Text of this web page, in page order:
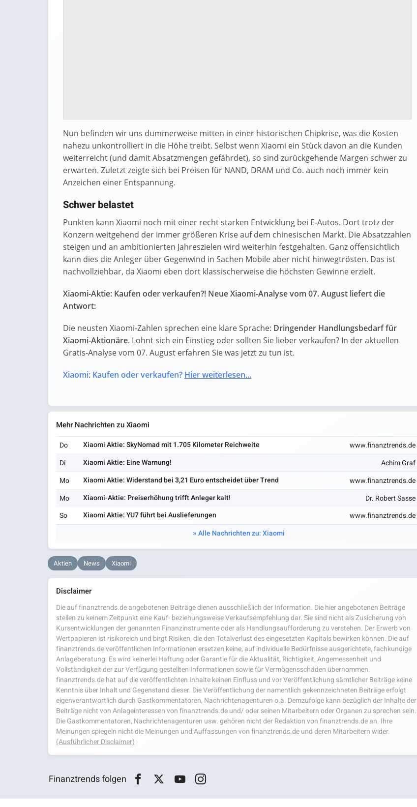
Nun befinden wir uns dummerweise mitten in einer historischen Chipkrise, was die Kosten
nahezu unkontrolliert in die Höhe treibt. Selbst wenn Xiaomi ein Stück davon an die Kunden
weiterreicht (und damit Absatzmengen gefährdet), so sind zurückgehende Margen schwer zu
erwarten. Zuletzt zeigte sich bei Preisen für NAND, DRAM und Co. auch noch immer kein
Anzeichen einer Entspannung.
Schwer belastet
Punkten kann Xiaomi noch mit einer recht starken Entwicklung bei E-Autos. Dort trotz der
Konzern weitgehend der immer größeren Krise auf dem chinesischen Markt. Die Absatzzahlen
steigen und an ambitionierten Jahreszielen wird weiterhin festgehalten. Ganz offensichtlich
kann dies die Anleger über Gegenwind in Sachen Mobile aber nicht hinwegtrösten. Das ist
nachvollziehbar, da Xiaomi eben dort klassischerweise die höchsten Gewinne erzielt.
Xiaomi-Aktie: Kaufen oder verkaufen?! Neue Xiaomi-Analyse vom 07. August liefert die
Antwort:
Die neusten Xiaomi-Zahlen sprechen eine klare Sprache: Dringender Handlungsbedarf für
Xiaomi-Aktionäre. Lohnt sich ein Einstieg oder sollten Sie lieber verkaufen? In der aktuellen
Gratis-Analyse vom 07. August erfahren Sie was jetzt zu tun ist.
Xiaomi: Kaufen oder verkaufen? Hier weiterlesen...
Mehr Nachrichten zu Xiaomi
Do Xiaomi Aktie: SkyNomad mit 1.705 Kilometer Reichweite
www.finanztrends.de
Di
Xiaomi Aktie: Eine Warnung!
Achim Graf
Mo
Xiaomi Aktie: Widerstand bei 3,21 Euro entscheidet über Trend
www.finanztrends.de
Mo
Xiaomi-Aktie: Preiserhöhung trifft Anleger kalt!
Dr. Robert Sasse
So
Xiaomi Aktie: YU7 führt bei Auslieferungen
www.finanztrends.de
Alle Nachrichten zu: Xiaomi
Aktien News Xiaomi
Disclaimer
Die auf finanztrends.de angebotenen Beiträge dienen ausschließlich der Information. Die hier angebotenen Beiträge
stellen zu keinem Zeitpunkt eine Kauf- beziehungsweise Verkaufsempfehlung dar. Sie sind nicht als Zusicherung von
Kursentwicklungen der genannten Finanzinstrumente oder als Handlungsaufforderung zu verstehen. Der Erwerb von
Wertpapieren ist risikoreich und birgt Risiken, die den Totalverlust des eingesetzten Kapitals bewirken können. Die auf
finanztrends.de veröffentlichen Informationen ersetzen keine, auf individuelle Bedürfnisse ausgerichtete, fachkundige
Anlageberatung. Es wird keinerlei Haftung oder Garantie für die Aktualität, Richtigkeit, Angemessenheit und
Vollständigkeit der zur Verfügung gestellten Informationen sowie für Vermögensschäden übernommen.
finanztrends.de hat auf die veröffentlichten Inhalte keinen Einfluss und vor Veröffentlichung sämtlicher Beiträge keine
Kenntnis über Inhalt und Gegenstand dieser. Die Veröffentlichung der namentlich gekennzeichneten Beiträge erfolgt
eigenverantwortlich durch Gastkommentatoren, Nachrichtenagenturen o.ä. Demzufolge kann bezüglich der Inhalte der
Beiträge nicht von Anlageinteressen von finanztrends.de und/ oder seinen Mitarbeitern oder Organen zu sprechen sein.
Die Gastkommentatoren, Nachrichtenagenturen usw. gehören nicht der Redaktion von finanztrends.de an. Ihre
Meinungen spiegeln nicht die Meinungen und Auffassungen von finanztrends.de und deren Mitarbeitern wider.
(Ausführlicher Disclaimer)
Finanztrends folgen